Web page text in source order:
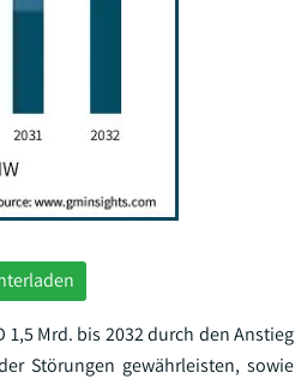
Mrd. bis 2032 durch den Anstieg
Störungen gewährleisten, sowie